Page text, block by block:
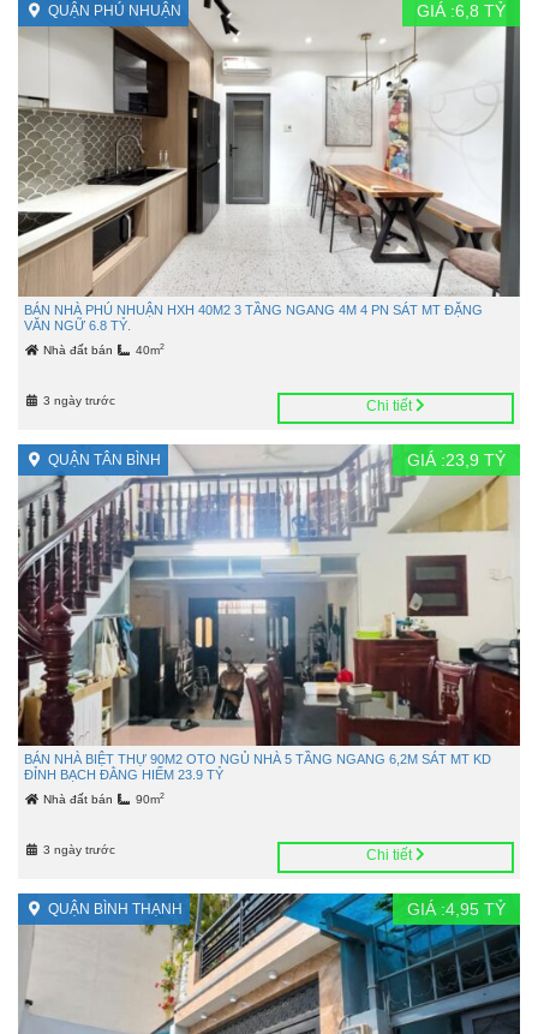
QUẬN PHÚ NHUẬN GIÁ :6,8 TỶ
BÁN NHÀ PHÚ NHUẬN HXH 40M2 3 TẦNG NGANG 4M 4 PN SÁT MT ĐẶNG
VĂN NGỮ 6.8 TỶ.
Nhà đất bán 40m2
3 ngày trước Chi tiết
QUẬN TÂN BÌNH GIÁ :23,9 TỶ
BÁN NHÀ BIỆT THỰ 90M2 OTO NGỦ NHÀ 5 TẦNG NGANG 6,2M SÁT MT KD
ĐỈNH BẠCH ĐẰNG HIẾM 23.9 TỶ
Nhà đất bán 90m2
3 ngày trước Chi tiết
QUẬN BÌNH THẠNH GIÁ :4,95 TỶ